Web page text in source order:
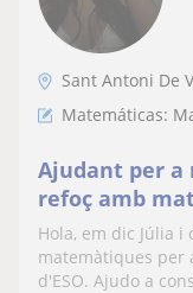
Sant Antoni De
Matemáticas:
Ajudant per a
refoç amb
primaria fins
Hola, em dic Júlia
matemàtiques per
d'ESO. Ajudo a